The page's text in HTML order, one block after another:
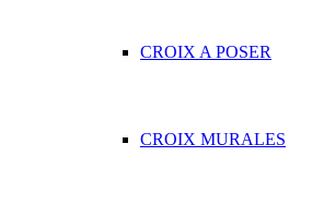
CROIX A POSER
CROIX MURALES